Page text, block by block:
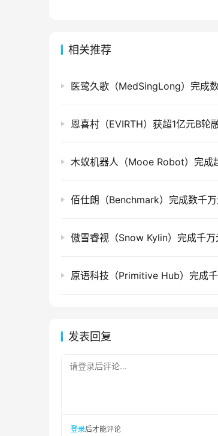
相关推荐
医鹭久歌（MedSingLong）完成
恩喜村（EVIRTH）获超1亿元B轮
木蚁机器人（Mooe Robot）完成
佰仕朗（Benchmark）完成数千
傲雪睿视（Snow Kylin）完成千
原语科技（Primitive Hub）完成
发表回复
请登录后评论...
登录后才能评论